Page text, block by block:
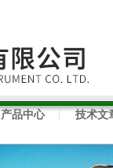
产品中心 技术文